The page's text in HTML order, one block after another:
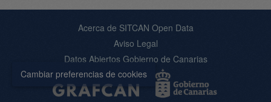
Cambiar preferencias de cookies
Acerca de SITCAN Open Data
Aviso Legal
Datos Abiertos Gobierno de Canarias